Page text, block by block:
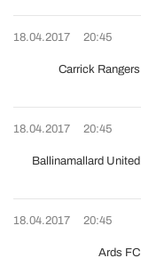
18.04.2017 20:45
Carrick Rangers
18.04.2017 20:45
Ballinamallard United
18.04.2017 20:45
Ards FC